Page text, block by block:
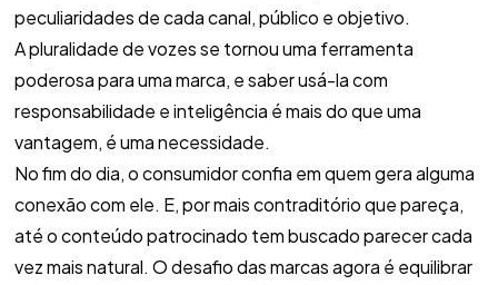
peculiaridades de cada canal, público e objetivo.
A pluralidade de vozes se tornou uma ferramenta
poderosa para uma marca, e saber usá-la com
responsabilidade e inteligência é mais do que uma
vantagem, é uma necessidade.
No fim do dia, o consumidor confia em quem gera alguma
conexão com ele. E, por mais contraditório que pareça,
até o conteúdo patrocinado tem buscado parecer cada
vez mais natural. O desafio das marcas agora é equilibrar